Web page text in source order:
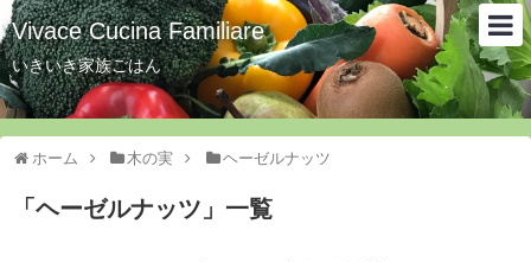
Vivace Cucina Familiare
いきいき家族ごはん
ホーム 木の実 ヘーゼルナッツ
「 ヘーゼルナッツ 」 一覧